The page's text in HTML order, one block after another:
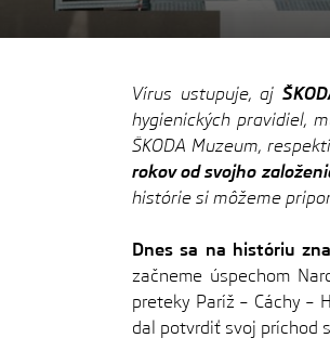
Vírus ustupuje, aj
hygienických pravidiel,
ŠKODA Muzeum,
rokov od svojho
histórie si môžeme
Dnes sa na históriu
začneme úspechom
preteky Paríž – Cáchy –
dal potvrdiť svoj príchod